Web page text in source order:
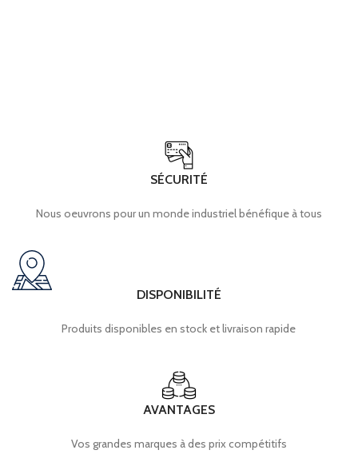
SÉCURITÉ
Nous oeuvrons pour un monde industriel bénéfique à tous
DISPONIBILITÉ
Produits disponibles en stock et livraison rapide
AVANTAGES
Vos grandes marques à des prix compétitifs